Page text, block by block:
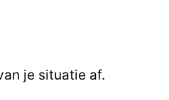
je situatie af.